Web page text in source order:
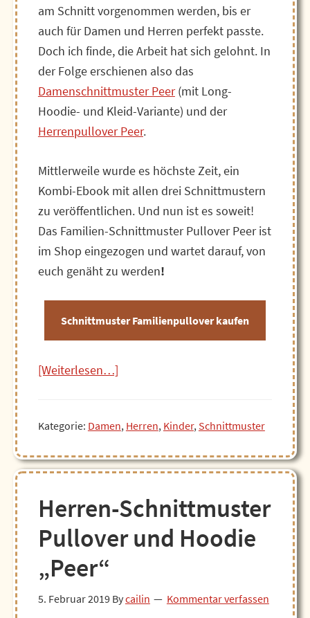
am Schnitt vorgenommen werden, bis er
auch für Damen und Herren perfekt passte.
Doch ich finde, die Arbeit hat sich gelohnt. In
der Folge erschienen also das
Damenschnittmuster Peer(mit Long-
Hoodie- und Kleid-Variante) und der
Herrenpullover Peer.
Mittlerweile wurde es höchste Zeit, ein
Kombi-Ebook mit allen drei Schnittmustern
zu veröffentlichen. Und nun ist es soweit!
Das Familien-Schnittmuster Pullover Peer ist
im Shop eingezogen und wartet darauf, von
euch genäht zu werden!
Schnittmuster Familienpullover kaufen
[Weiterlesen…]ÜberFamilienschnittmuster
–
Partnerlook
die
Familie?
Kategorie: Damen, Herren, Kinder, Schnittmuster
Herren-Schnittmuster
Pullover und Hoodie
„Peer“
5. Februar 2019Bycailin Kommentar verfassen